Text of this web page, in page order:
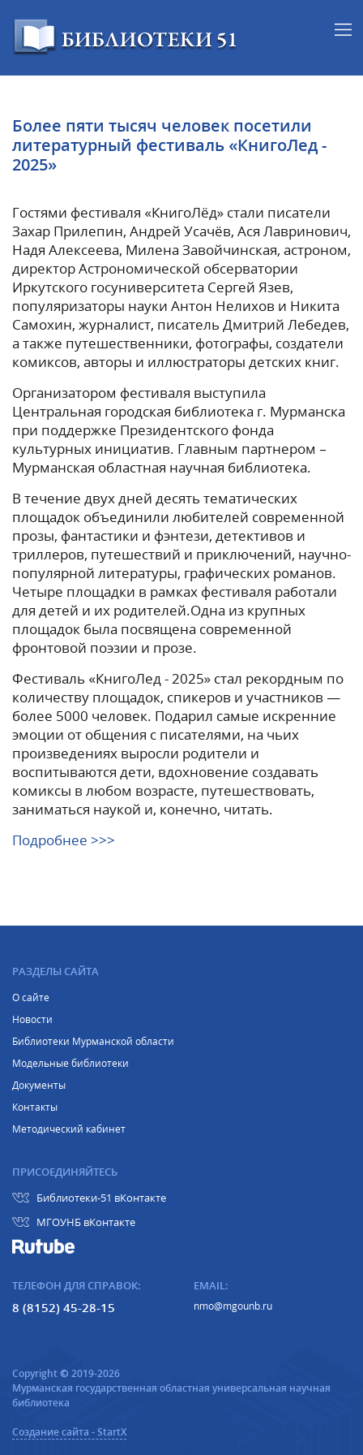
Более пяти тысяч человек посетили
литературный фестиваль «КнигоЛед -
2025»
Гостями фестиваля «КнигоЛёд» стали писатели
Захар Прилепин, Андрей Усачёв, Ася Лавринович,
Надя Алексеева, Милена Завойчинская, астроном,
директор Астрономической обсерватории
Иркутского госуниверситета Сергей Язев,
популяризаторы науки Антон Нелихов и Никита
Самохин, журналист, писатель Дмитрий Лебедев,
а также путешественники, фотографы, создатели
комиксов, авторы и иллюстраторы детских книг.
Организатором фестиваля выступила
Центральная городская библиотека г. Мурманска
при поддержке Президентского фонда
культурных инициатив. Главным партнером –
Мурманская областная научная библиотека.
В течение двух дней десять тематических
площадок объединили любителей современной
прозы, фантастики и фэнтези, детективов и
триллеров, путешествий и приключений, научно-
популярной литературы, графических романов.
Четыре площадки в рамках фестиваля работали
для детей и их родителей.Одна из крупных
площадок была посвящена современной
фронтовой поэзии и прозе.
Фестиваль «КнигоЛед - 2025» стал рекордным по
количеству площадок, спикеров и участников —
более 5000 человек. Подарил самые искренние
эмоции от общения с писателями, на чьих
произведениях выросли родители и
воспитываются дети, вдохновение создавать
комиксы в любом возрасте, путешествовать,
заниматься наукой и, конечно, читать.
Подробнее >>>
РАЗДЕЛЫ САЙТА
О сайте
Новости
Библиотеки Мурманской области
Модельные библиотеки
Документы
Контакты
Методический кабинет
ПРИСОЕДИНЯЙТЕСЬ
Библиотеки-51 вКонтакте
МГОУНБ вКонтакте
Copyright © 2019-2026
Мурманская государственная областная универсальная научная
библиотека
Создание сайта - StartX
ТЕЛЕФОН ДЛЯ СПРАВОК:
8 (8152) 45-28-15
EMAIL:
nmo@mgounb.ru